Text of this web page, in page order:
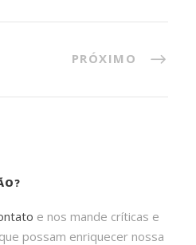
PRÓXIMO
e nos mande críticas e
possam enriquecer nossa